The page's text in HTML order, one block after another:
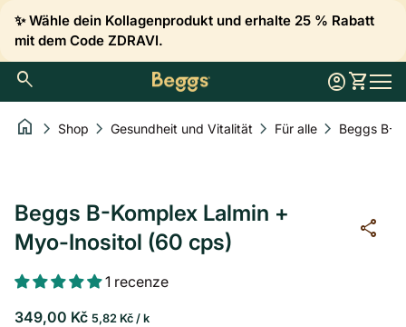
✨ Wähle dein Kollagenprodukt und erhalte 25 % Rabatt
mit dem Code ZDRAVI.
search Startseite Konto
account_circle Meinen
shopping_cart
home chevron_right Shop chevron_right Gesundheit und Vitalität chevron_right Für alle chevron_right
Beggs B-Komplex Lalmin +
Myo-Inositol (60 cps)
share
1 recenze
Regulärer Preis
349,00 Kč Preis pro Einheit
5,82 Kč / per
k